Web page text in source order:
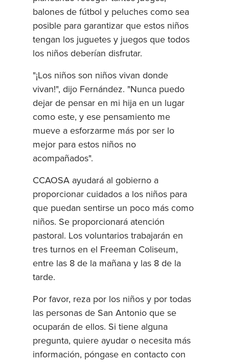
balones de fútbol y peluches como sea
posible para garantizar que estos niños
tengan los juguetes y juegos que todos
los niños deberían disfrutar.
"¡Los niños son niños vivan donde
vivan!", dijo Fernández. "Nunca puedo
dejar de pensar en mi hija en un lugar
como este, y ese pensamiento me
mueve a esforzarme más por ser lo
mejor para estos niños no
acompañados".
CCAOSA ayudará al gobierno a
proporcionar cuidados a los niños para
que puedan sentirse un poco más como
niños. Se proporcionará atención
pastoral. Los voluntarios trabajarán en
tres turnos en el Freeman Coliseum,
entre las 8 de la mañana y las 8 de la
tarde.
Por favor, reza por los niños y por todas
las personas de San Antonio que se
ocuparán de ellos. Si tiene alguna
pregunta, quiere ayudar o necesita más
información, póngase en contacto con